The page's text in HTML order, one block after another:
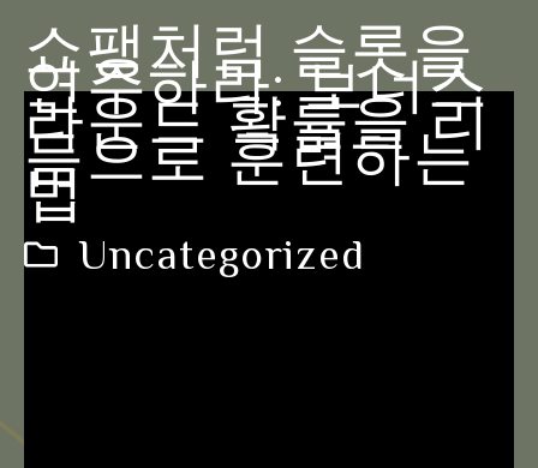
쇼팽처럼 슬롯을
연주하라: 보너스
라운드 확률을 리
듬으로 훈련하는
법
Uncategorized